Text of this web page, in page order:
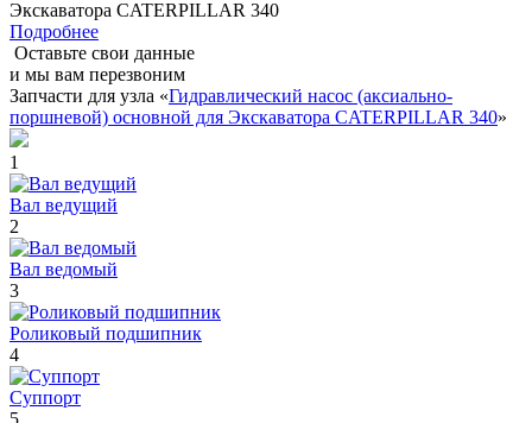
Экскаватора CATERPILLAR 340
Подробнее
Оставьте свои данные
и мы вам перезвоним
Запчасти для узла «Гидравлический насос (аксиально-
поршневой) основной для Экскаватора CATERPILLAR 340»
1
Вал ведущий
2
Вал ведомый
3
Роликовый подшипник
4
Суппорт
5